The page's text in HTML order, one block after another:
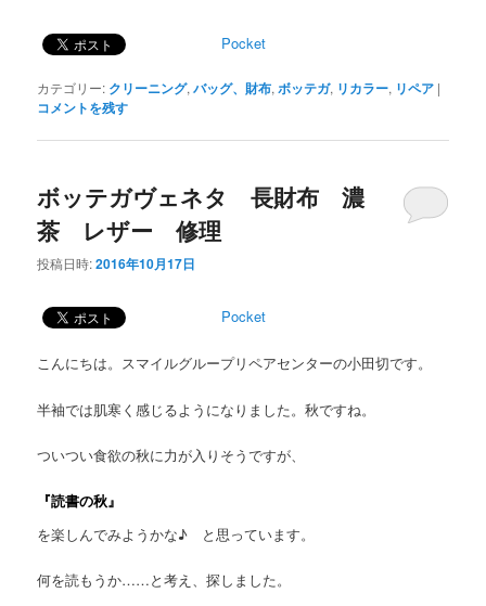
Pocket
カテゴリー: クリーニング,バッグ、財布, ボッテガ, リカラー, リペア |
コメントを残す
ボッテガヴェネタ 長財布 濃
茶 レザー 修理
投稿日時:2016年10月17日
Pocket
こんにちは。スマイルグループリペアセンターの小田切です。
半袖では肌寒く感じるようになりました。秋ですね。
ついつい食欲の秋に力が入りそうですが、
『読書の秋』
を楽しんでみようかな♪ と思っています。
何を読もうか……と考え、探しました。